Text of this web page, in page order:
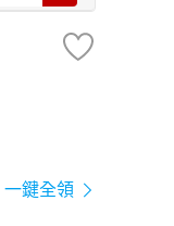
一鍵全領